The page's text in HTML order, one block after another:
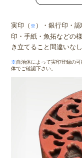
実印（ ※ ）・銀行印・
印・手紙・魚拓などの
き立てること間違いなし
※自治体によって実印登録の
体でご確認下さい。